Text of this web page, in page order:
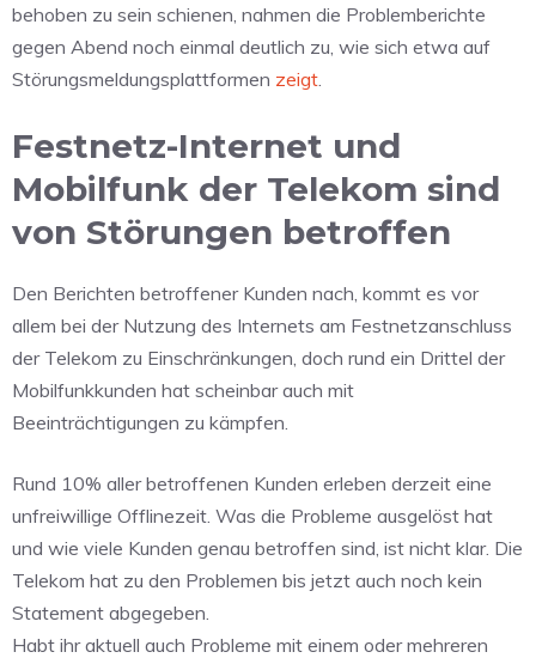
behoben zu sein schienen, nahmen die Problemberichte
gegen Abend noch einmal deutlich zu, wie sich etwa auf
Störungsmeldungsplattformen zeigt
Festnetz-Internet und
Mobilfunk der Telekom sind
von Störungen betroffen
Den Berichten betroffener Kunden nach, kommt es vor
allem bei der Nutzung des Internets am Festnetzanschluss
der Telekom zu Einschränkungen, doch rund ein Drittel der
Mobilfunkkunden hat scheinbar auch mit
Beeinträchtigungen zu kämpfen.
Rund 10% aller betroffenen Kunden erleben derzeit eine
unfreiwillige Offlinezeit. Was die Probleme ausgelöst hat
und wie viele Kunden genau betroffen sind, ist nicht klar. Die
Telekom hat zu den Problemen bis jetzt auch noch kein
Statement abgegeben.
Habt ihr aktuell auch Probleme mit einem oder mehreren